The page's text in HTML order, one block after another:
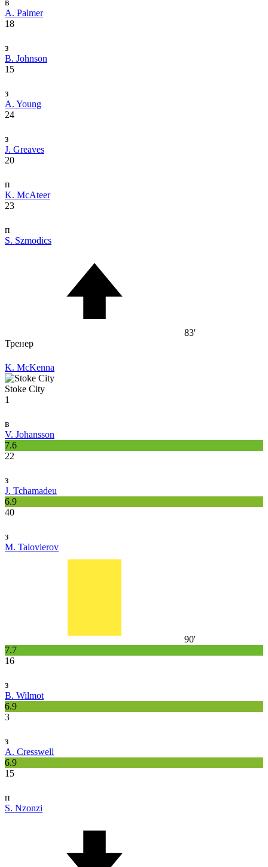
в
A. Palmer
18
з
B. Johnson
15
з
A. Young
24
з
J. Greaves
20
п
K. McAteer
23
п
S. Szmodics
83'
Тренер
K. McKenna
Stoke City
1
в
V. Johansson
7.6
22
з
J. Tchamadeu
6.9
40
з
M. Talovierov
90'
7.7
16
з
B. Wilmot
6.9
3
з
A. Cresswell
6.9
15
п
S. Nzonzi